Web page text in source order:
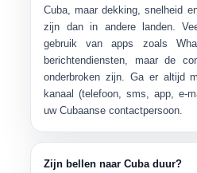
Cuba, maardekking, snelheid
zijn dan in andere landen.
gebruik van apps zoals
berichtendiensten, maar de
onderbroken zijn. Ga er altijd
kanaal (telefoon, sms, app, e-
uw Cubaanse contactpersoon.
Zijn bellen naar Cuba duur?